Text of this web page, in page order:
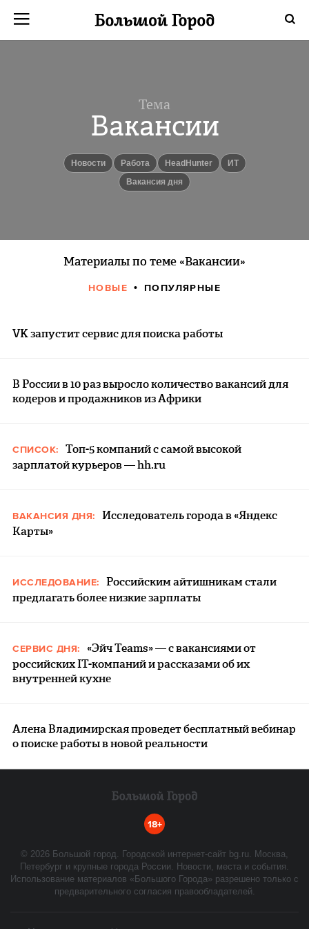
Тема
Вакансии
новости Работа HeadHunter
ИТ
Вакансия дня
Материалы по теме «Вакансии»
НОВЫЕ ПОПУЛЯРНЫЕ
VK запустит сервис для поиска работы
В России в 10 раз выросло количество вакансий для
кодеров и продажников из Африки
СПИСОК:
Топ-5 компаний с самой высокой
зарплатой курьеров — hh.ru
ВАКАНСИЯ ДНЯ:
Исследователь города в «Яндекс
Карты»
ИССЛЕДОВАНИЕ:
Российским айтишникам стали
предлагать более низкие зарплаты
СЕРВИС ДНЯ:
«Эйч Teams» — с вакансиями от
российских IT-компаний и рассказами об их
внутренней кухне
Алена Владимирская проведет бесплатный вебинар
о поиске работы в новой реальности
18+
© 2026 Большой город. Городской интернет-сайт bg.ru. Москва,
Петербург и крупные города России. Новости, места и события.
Использование материалов «Большого Города» разрешено только с
предварительного согласия правообладателей.